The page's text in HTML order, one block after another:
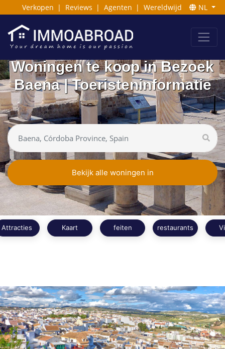
Verkopen | Reviews | Agenten | Wereldwijd NL
Woningen te koop in Bezoek
Baena | Toeristeninformatie
Bekijk alle woningen in
Attracties Kaart feiten restaurants